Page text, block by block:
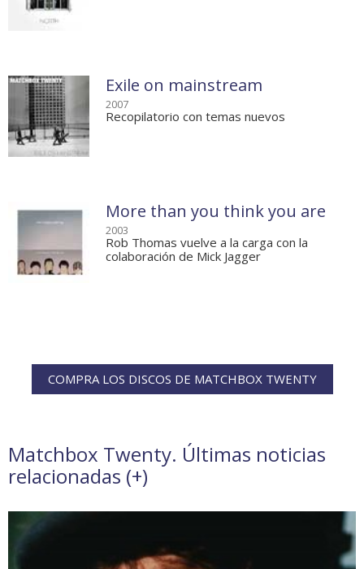
Exile on mainstream
2007
Recopilatorio con temas nuevos
More than you think you are
2003
Rob Thomas vuelve a la carga con la
colaboración de Mick Jagger
COMPRA LOS DISCOS DE MATCHBOX TWENTY
Matchbox Twenty. Últimas noticias
relacionadas (+)